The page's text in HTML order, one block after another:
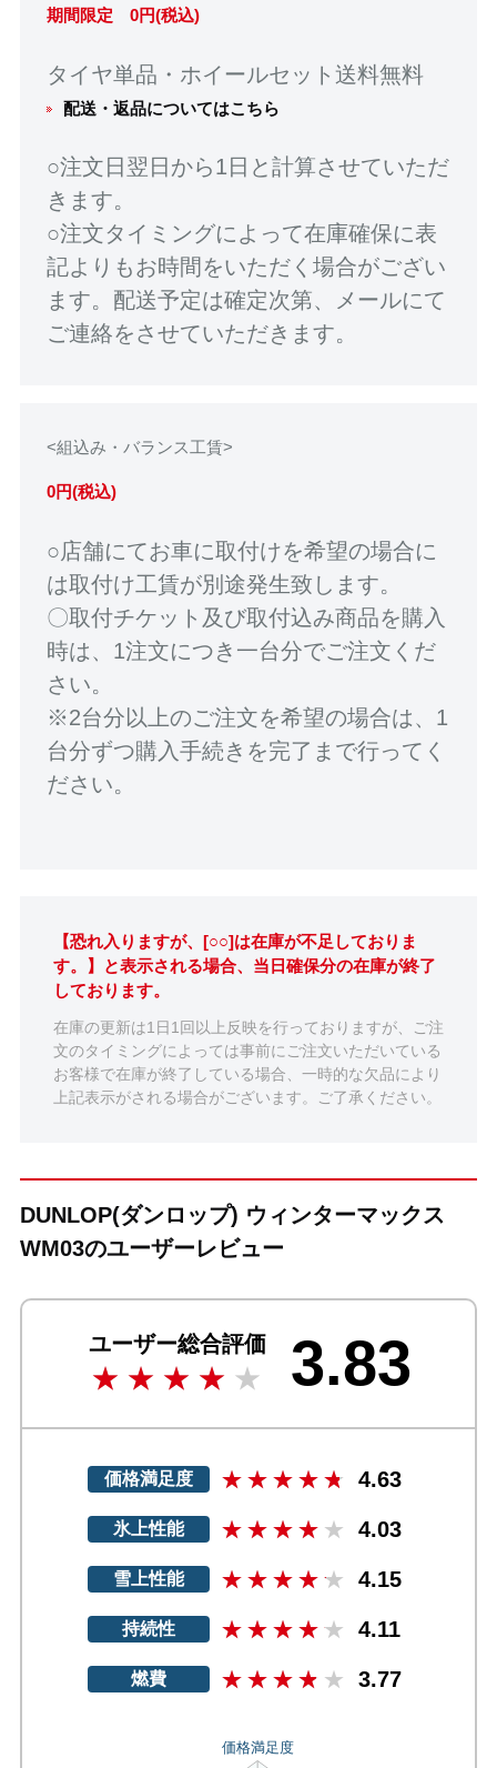
期間限定 0円(税込)
タイヤ単品・ホイールセット送料無料
配送・返品についてはこちら
○注文日翌日から1日と計算させていただ
きます。
○注文タイミングによって在庫確保に表
記よりもお時間をいただく場合がござい
ます。配送予定は確定次第、メールにて
ご連絡をさせていただきます。
<組込み・バランス工賃>
0円(税込)
○店舗にてお車に取付けを希望の場合に
は取付け工賃が別途発生致します。
〇取付チケット及び取付込み商品を購入
時は、1注文につき一台分でご注文くだ
さい。
※2台分以上のご注文を希望の場合は、1
台分ずつ購入手続きを完了まで行ってく
ださい。
【恐れ入りますが、[○○]は在庫が不足しておりま
す。】と表示される場合、当日確保分の在庫が終了
しております。
在庫の更新は1日1回以上反映を行っておりますが、ご注
文のタイミングによっては事前にご注文いただいている
お客様で在庫が終了している場合、一時的な欠品により
上記表示がされる場合がございます。ご了承ください。
DUNLOP(ダンロップ) ウィンターマックス
WM03のユーザーレビュー
ユーザー総合評価 3.83
価格満足度 4.63
氷上性能 4.03
雪上性能 4.15
持続性 4.11
燃費 3.77